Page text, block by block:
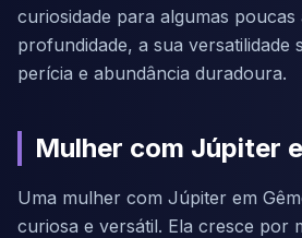
curiosidade para algumas poucas
profundidade, a sua versatilidade
perícia e abundância duradoura.
Mulher com Júpiter
Uma mulher com Júpiter em
curiosa e versátil. Ela cresce por